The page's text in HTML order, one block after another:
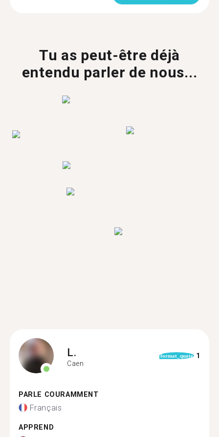
Tu as peut-être déjà
entendu parler de nous...
L.
Caen
format_quote 1
PARLE COURAMMENT
Français
APPREND